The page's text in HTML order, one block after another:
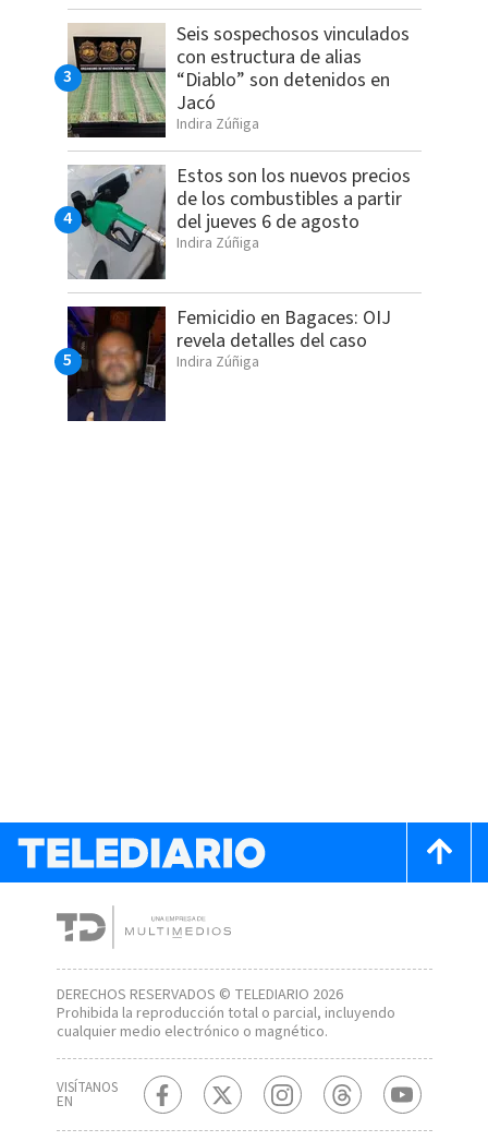
Seis sospechosos vinculados
con estructura de alias
“Diablo” son detenidos en
Jacó
Indira Zúñiga
Estos son los nuevos precios
de los combustibles a partir
del jueves 6 de agosto
Indira Zúñiga
Femicidio en Bagaces: OIJ
revela detalles del caso
Indira Zúñiga
DERECHOS RESERVADOS © TELEDIARIO 2026
Prohibida la reproducción total o parcial, incluyendo
cualquier medio electrónico o magnético.
VISÍTANOS
EN